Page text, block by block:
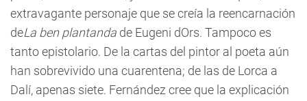
extravagante personaje que se creía la reencarnación
deLa ben plantanda de Eugeni dOrs. Tampoco es
tanto epistolario. De la cartas del pintor al poeta aún
han sobrevivido una cuarentena; de las de Lorca a
Dalí, apenas siete. Fernández cree que la explicación